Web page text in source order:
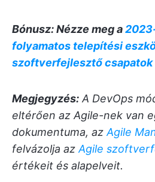
Bónusz: Nézze meg a
folyamatos telepítési
szoftverfejlesztő csapatok
Megjegyzés: A DevOps
eltérően az Agile-nek van
dokumentuma, az Agile
felvázolja az Agile
értékeit és alapelveit.